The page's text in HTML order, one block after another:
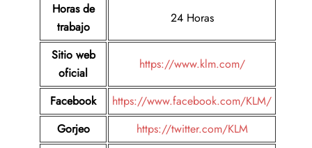
Horas de
trabajo
24 Horas
Sitio web
oficial
https://www.klm.com/
Facebook
https://www.facebook.com/KLM/
Gorjeo
https://twitter.com/KLM